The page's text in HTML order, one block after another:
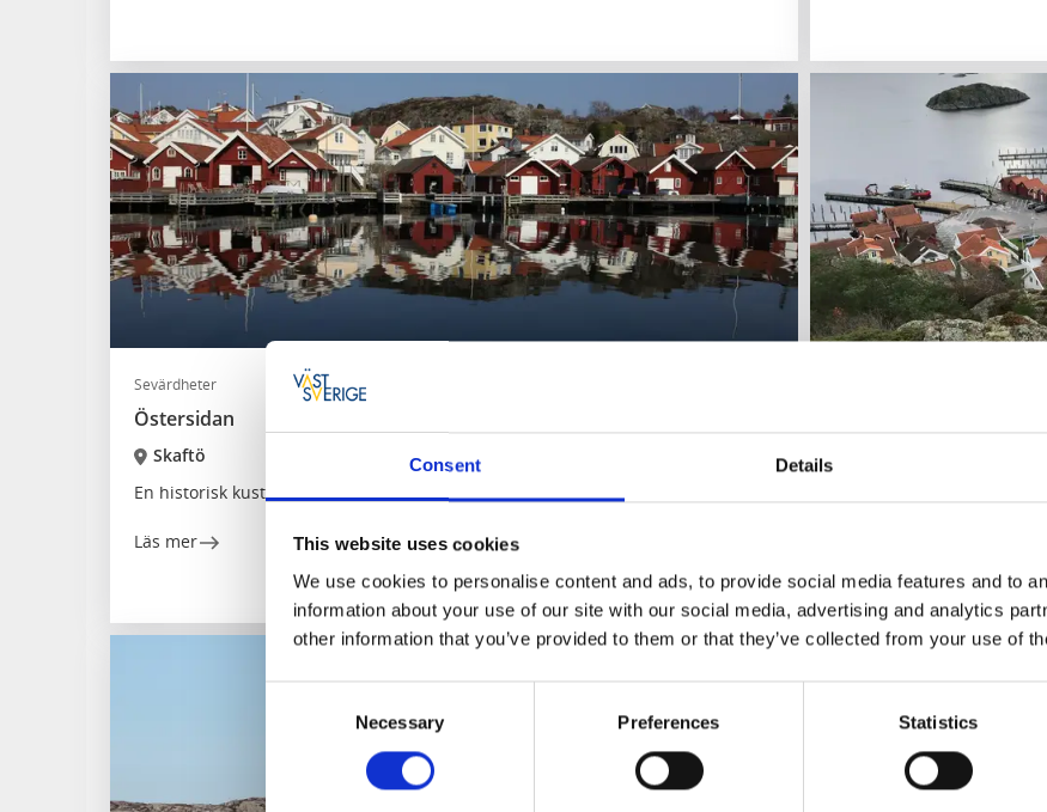
Consent Details
This website uses cookies
We use cookies to personalise content and ads, to provide social media features and to
information about your use of our site with our social media, advertising and analytics
other information that you’ve provided to them or that they’ve collected from your use of
Necessary Preferences Statistics
Sevärdheter
Östersidan
Skaftö
En historisk kustpärla i Lysekils kommun
Läs mer